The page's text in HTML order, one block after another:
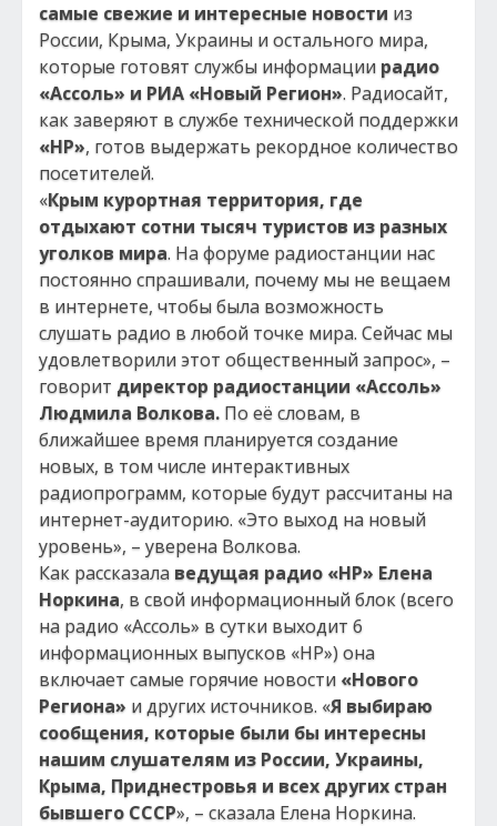
самые свежие и интересные новости из
России, Крыма, Украины и остального мира,
которые готовят службы информации радио
«Ассоль» и РИА «Новый Регион». Радиосайт,
как заверяют в службе технической поддержки
«НР», готов выдержать рекордное количество
посетителей.
«Крым курортная территория, где
отдыхают сотни тысяч туристов из разных
уголков мира. На форуме радиостанции нас
постоянно спрашивали, почему мы не вещаем
в интернете, чтобы была возможность
слушать радио в любой точке мира. Сейчас мы
удовлетворили этот общественный запрос», –
говорит директор радиостанции «Ассоль»
Людмила Волкова. По её словам, в
ближайшее время планируется создание
новых, в том числе интерактивных
радиопрограмм, которые будут рассчитаны на
интернет-аудиторию. «Это выход на новый
уровень», – уверена Волкова.
Как рассказала ведущая радио «НР» Елена
Норкина, в свой информационный блок (всего
на радио «Ассоль» в сутки выходит 6
информационных выпусков «НР») она
включает самые горячие новости «Нового
Региона» и других источников. «Я выбираю
сообщения, которые были бы интересны
нашим слушателям из России, Украины,
Крыма, Приднестровья и всех других стран
бывшего СССР», – сказала Елена Норкина.